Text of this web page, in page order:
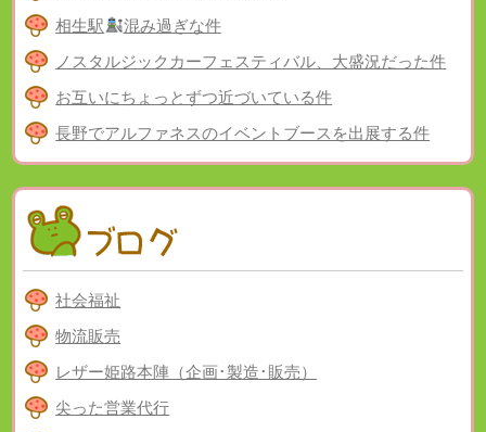
相生駅
混み過ぎな件
ノスタルジックカーフェスティバル、大盛況だった件
お互いにちょっとずつ近づいている件
長野でアルファネスのイベントブースを出展する件
社会福祉
物流販売
レザー姫路本陣（企画･製造･販売）
尖った営業代行